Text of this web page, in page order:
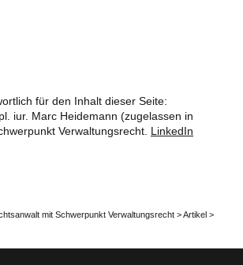
für den Inhalt dieser Seite:
iur. Marc Heidemann (zugelassen in
Verwaltungsrecht. LinkedIn
mit Schwerpunkt Verwaltungsrecht >Artikel >